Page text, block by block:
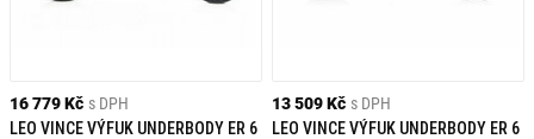
16 779 Kč s DPH
LEO VINCE VÝFUK UNDERBODY ER 6
13 509 Kč s DPH
LEO VINCE VÝFUK UNDERBODY ER 6